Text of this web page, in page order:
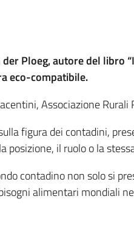
Ploeg, autore del libro
eco-compatibile.
Associazione
figura dei contadini,
posizione, il ruolo o la
contadino non solo si
alimentari mondiali